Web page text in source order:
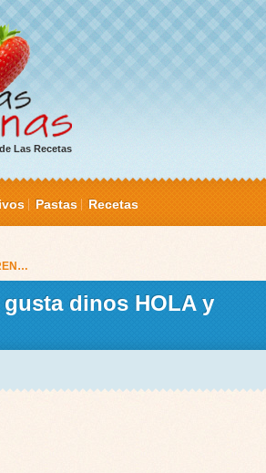
Las Recetas
Pastas Recetas
dinos HOLA y